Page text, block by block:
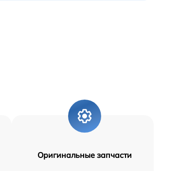
Оригинальные запчасти